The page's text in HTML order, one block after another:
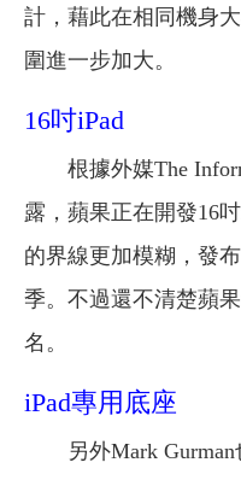
計，藉此在相同機身
圍進一步加大。
16吋iPad
根據外媒The
露，蘋果正在開發16
的界線更加模糊，發
季。不過還不清楚蘋
名。
iPad專用底座
另外Mark Gurman